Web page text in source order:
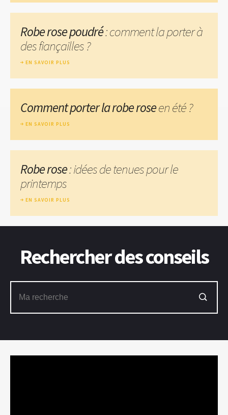
Robe rose poudré: comment la porter à
des fiançailles ?
EN SAVOIR PLUS
Comment porter la robe roseen été ?
EN SAVOIR PLUS
Robe rose: idées de tenues pour le
printemps
EN SAVOIR PLUS
Rechercher des conseils